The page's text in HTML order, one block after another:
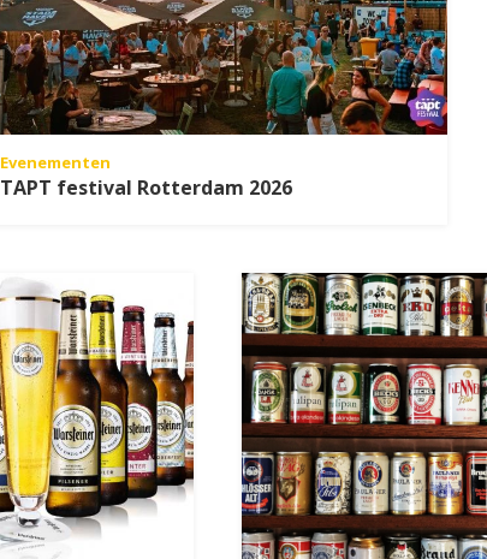
Evenementen
TAPT festival Rotterdam 2026